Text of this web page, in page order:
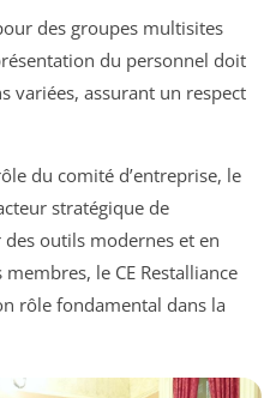
des groupes multisites
du personnel doit
variées, assurant un respect
du comité d’entreprise, le
stratégique de
des outils modernes et en
le CE Restalliance
rôle fondamental dans la